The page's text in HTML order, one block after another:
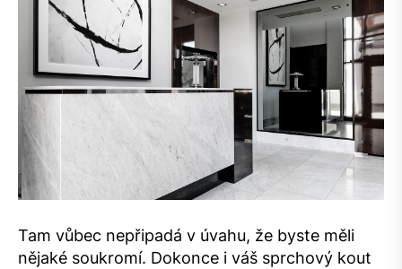
Tam vůbec nepřipadá v úvahu, že byste měli
nějaké soukromí. Dokonce i váš sprchový kout